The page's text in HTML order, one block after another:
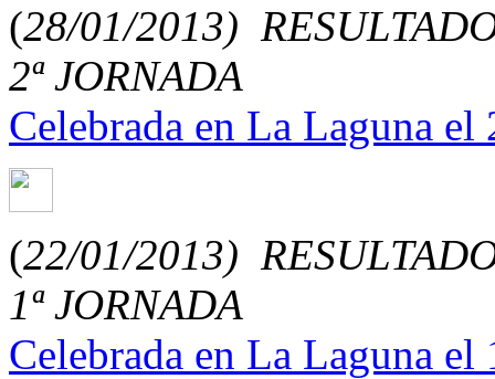
(28/01/2013)
2ª JORNADA
Celebrada en La Laguna el
(22/01/2013)
1ª JORNADA
Celebrada en La Laguna el